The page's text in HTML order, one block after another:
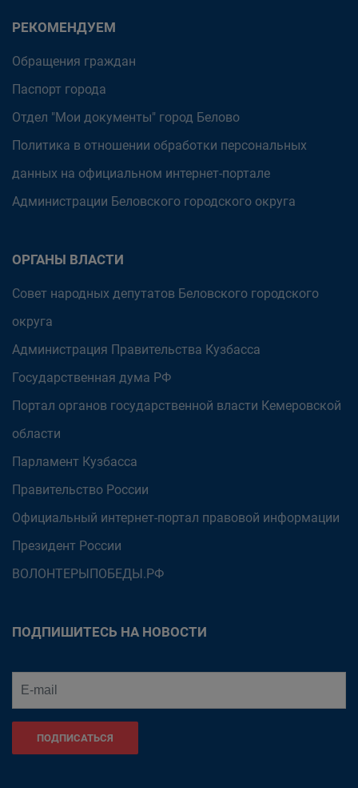
РЕКОМЕНДУЕМ
Обращения граждан
Паспорт города
Отдел "Мои документы" город Белово
Политика в отношении обработки персональных
данных на официальном интернет-портале
Администрации Беловского городского округа
ОРГАНЫ ВЛАСТИ
Совет народных депутатов Беловского городского
округа
Администрация Правительства Кузбасса
Государственная дума РФ
Портал органов государственной власти Кемеровской
области
Парламент Кузбасса
Правительство России
Официальный интернет-портал правовой информации
Президент России
ВОЛОНТЕРЫПОБЕДЫ.РФ
ПОДПИШИТЕСЬ НА НОВОСТИ
ПОДПИСАТЬСЯ